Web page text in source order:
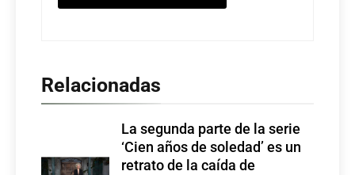
Relacionadas
La segunda parte de la serie
‘Cien años de soledad’ es un
retrato de la caída de